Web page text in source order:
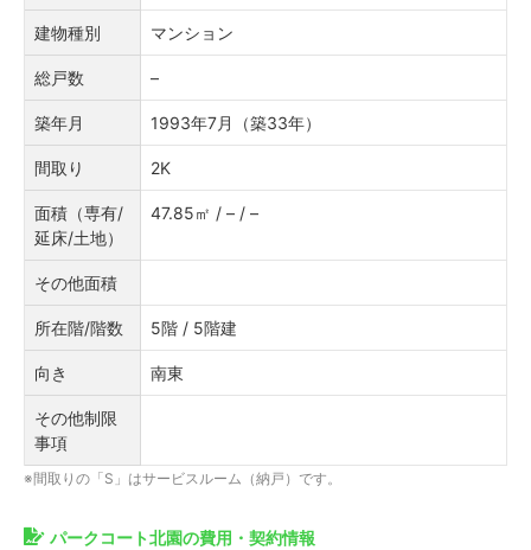
建物種別 マンション
総戸数 –
築年月 1993年7月（築33年）
間取り 2K
面積（専有/
延床/土地）
47.85㎡ / – / –
その他面積
所在階/階数 5階 / 5階建
向き 南東
その他制限
事項
※間取りの「S」はサービスルーム（納戸）です。
パークコート北園の費用・契約情報